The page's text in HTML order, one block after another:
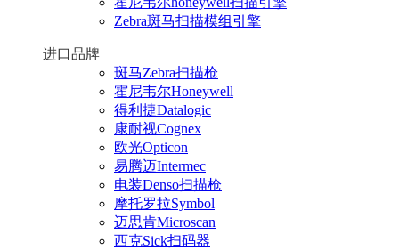
Zebra斑马扫描模组引擎
进口品牌
斑马Zebra扫描枪
霍尼韦尔Honeywell
得利捷Datalogic
康耐视Cognex
欧光Opticon
易腾迈Intermec
电装Denso扫描枪
摩托罗拉Symbol
迈思肯Microscan
西克Sick扫码器